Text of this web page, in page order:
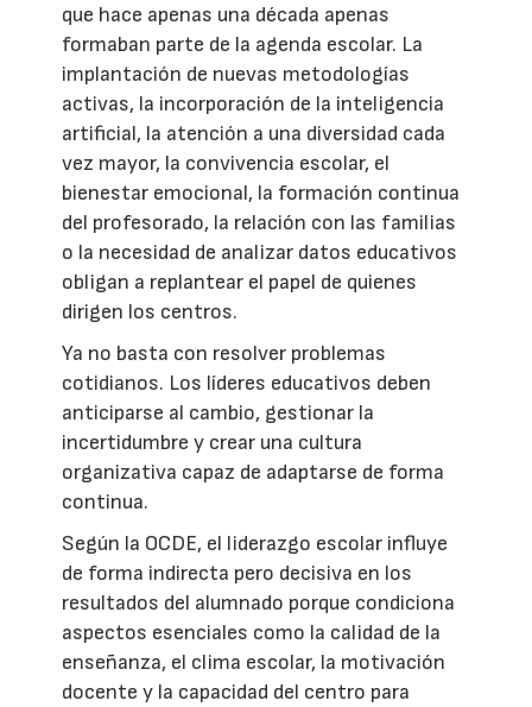
que hace apenas una década apenas
formaban parte de la agenda escolar. La
implantación de nuevas metodologías
activas, la incorporación de la inteligencia
artificial, la atención a una diversidad cada
vez mayor, la convivencia escolar, el
bienestar emocional, la formación continua
del profesorado, la relación con las familias
o la necesidad de analizar datos educativos
obligan a replantear el papel de quienes
dirigen los centros.
Ya no basta con resolver problemas
cotidianos. Los líderes educativos deben
anticiparse al cambio, gestionar la
incertidumbre y crear una cultura
organizativa capaz de adaptarse de forma
continua.
Según la OCDE, el liderazgo escolar influye
de forma indirecta pero decisiva en los
resultados del alumnado porque condiciona
aspectos esenciales como la calidad de la
enseñanza, el clima escolar, la motivación
docente y la capacidad del centro para